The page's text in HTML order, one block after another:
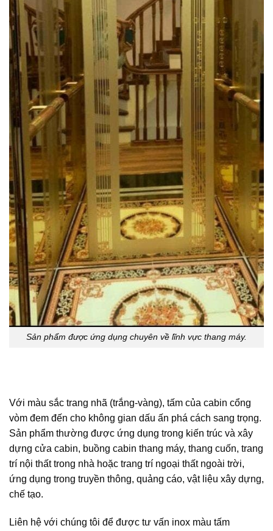
Sản phẩm được ứng dụng chuyên về lĩnh vực thang máy.
Với màu sắc trang nhã (trắng-vàng), tấm của cabin cổng
vòm đem đến cho không gian dấu ấn phá cách sang trọng.
Sản phẩm thường được ứng dụng trong kiến trúc và xây
dựng cửa cabin, buồng cabin thang máy, thang cuốn, trang
trí nội thất trong nhà hoặc trang trí ngoại thất ngoài trời,
ứng dụng trong truyền thông, quảng cáo, vật liệu xây dựng,
chế tạo.
Liên hệ với chúng tôi để được tư vấn inox màu tấm